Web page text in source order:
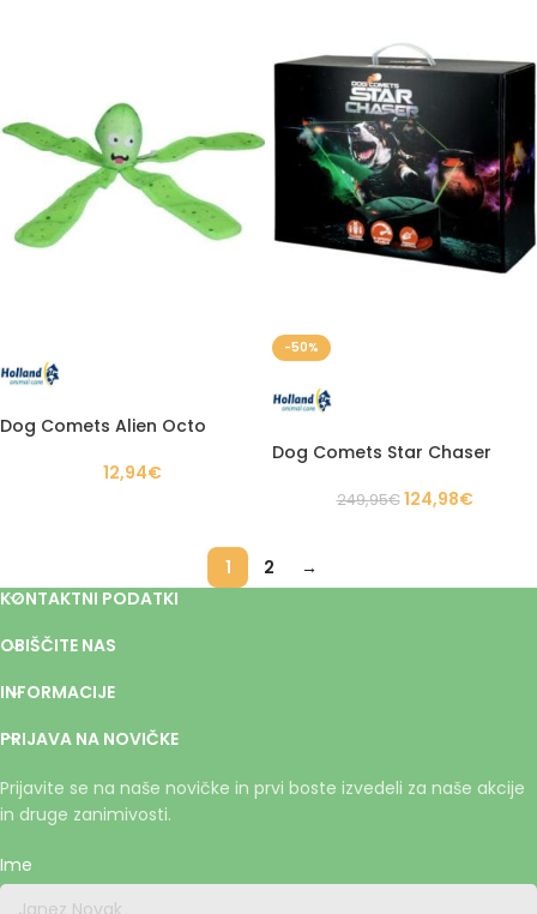
Dog Comets Alien Octo
12,94€
-50%
Dog Comets Star Chaser
249,95€ 124,98€
1 2
→
KONTAKTNI PODATKI
OBIŠČITE NAS
INFORMACIJE
PRIJAVA NA NOVIČKE
Prijavite se na naše novičke in prvi boste izvedeli za naše akcije
in druge zanimivosti.
Ime